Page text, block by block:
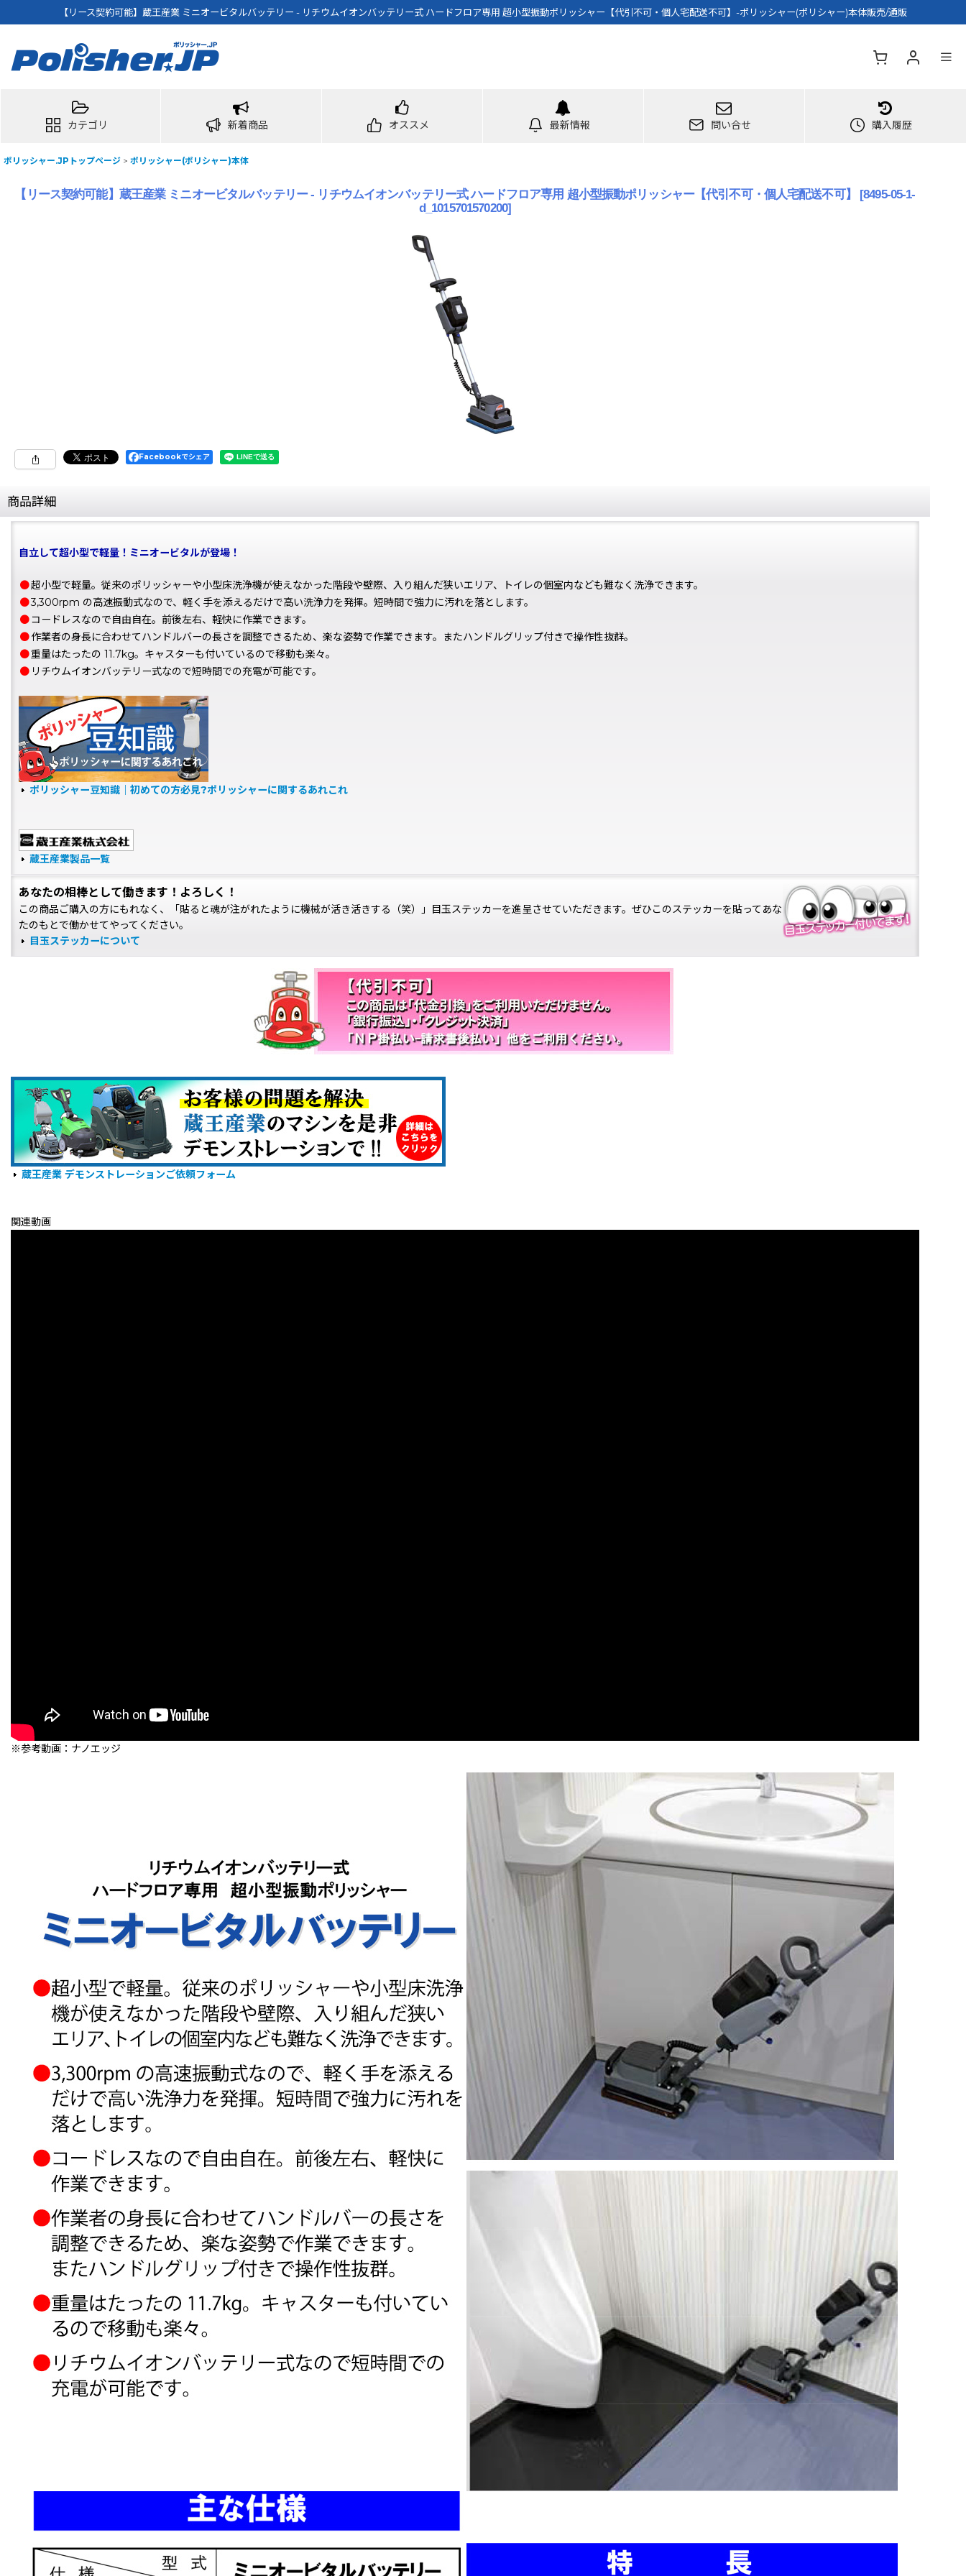
【リース契約可能】蔵王産業 ミニオービタルバッテリー - リチウムイオンバッテリー式 ハードフロア専用 超小型振動ポリッシャー【代引不可・個人宅配送不可】-ポリッシャー(ポリシャー)本体販売/通販
カテゴリ 新着商品 オススメ 最新情報 問い合せ 購入履歴
ポリッシャー.JPトップページ > ポリッシャー(ポリシャー)本体
【リース契約可能】蔵王産業 ミニオービタルバッテリー - リチウムイオンバッテリー式 ハードフロア専用 超小型振動ポリッシャー【代引不可・個人宅配送不可】 [8495-05-1-
d_1015701570200]
Facebookでシェア
商品詳細
自立して超小型で軽量！ミニオービタルが登場！
●超小型で軽量。従来のポリッシャーや小型床洗浄機が使えなかった階段や壁際、入り組んだ狭いエリア、トイレの個室内なども難なく洗浄できます。
●3,300rpm の高速振動式なので、軽く手を添えるだけで高い洗浄力を発揮。短時間で強力に汚れを落とします。
●コードレスなので自由自在。前後左右、軽快に作業できます。
●作業者の身長に合わせてハンドルバーの長さを調整できるため、楽な姿勢で作業できます。またハンドルグリップ付きで操作性抜群。
●重量はたったの 11.7kg。キャスターも付いているので移動も楽々。
● リチウムイオンバッテリー式なので短時間での充電が可能です。
ポリッシャー豆知識｜初めての方必見?ポリッシャーに関するあれこれ
蔵王産業製品一覧
あなたの相棒として働きます！よろしく！
この商品ご購入の方にもれなく、「貼ると魂が注がれたように機械が活き活きする（笑）」目玉ステッカーを進呈させていただきます。ぜひこのステッカーを貼ってあな
たのもとで働かせてやってください。
目玉ステッカーについて
蔵王産業 デモンストレーションご依頼フォーム
関連動画
※参考動画：ナノエッジ